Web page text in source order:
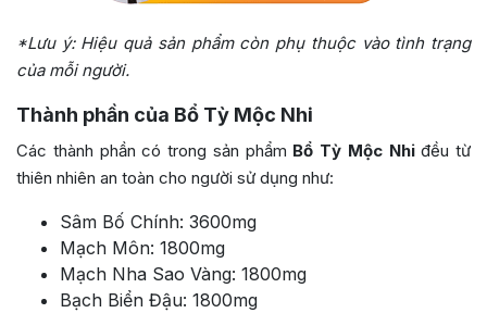
*Lưu ý: Hiệu quả sản phẩm còn phụ thuộc vào tình trạng
của mỗi người.
Thành phần của Bổ Tỳ Mộc Nhi
Các thành phần có trong sản phẩm Bổ Tỳ Mộc Nhiđều từ
thiên nhiên an toàn cho người sử dụng như:
Sâm Bố Chính: 3600mg
Mạch Môn: 1800mg
Mạch Nha Sao Vàng: 1800mg
Bạch Biển Đậu: 1800mg